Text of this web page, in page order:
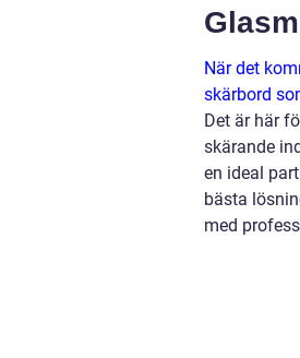
När det
skärbord
Det är här
skärande
en ideal
bästa
med